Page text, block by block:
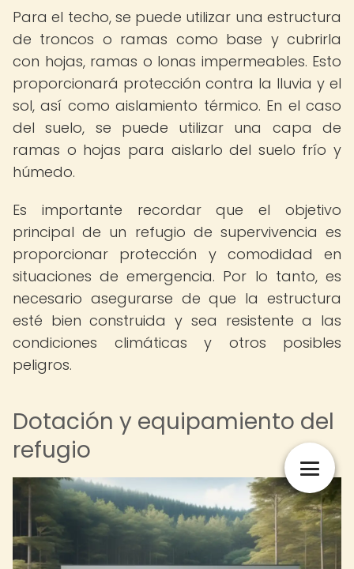
Para el techo, se puede utilizar una estructura
de troncos o ramas como base y cubrirla
con hojas, ramas o lonas impermeables. Esto
proporcionará protección contra la lluvia y el
sol, así como aislamiento térmico. En el caso
del suelo, se puede utilizar una capa de
ramas o hojas para aislarlo del suelo frío y
húmedo.
Es importante recordar que el objetivo
principal de un refugio de supervivencia es
proporcionar protección y comodidad en
situaciones de emergencia. Por lo tanto, es
necesario asegurarse de que la estructura
esté bien construida y sea resistente a las
condiciones climáticas y otros posibles
peligros.
Dotación y equipamiento del
refugio